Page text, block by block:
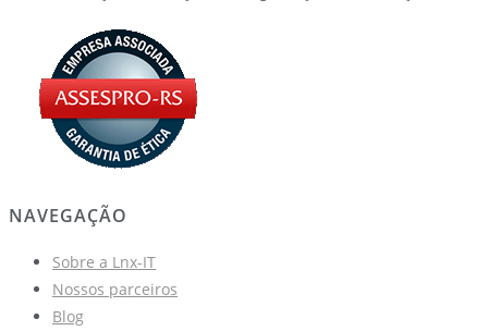
NAVEGAÇÃO
Sobre a Lnx-IT
Nossos parceiros
Blog